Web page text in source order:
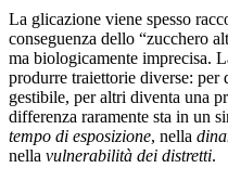
La glicazione viene spesso
conseguenza dello “zucchero
ma biologicamente imprecisa.
produrre traiettorie diverse:
gestibile, per altri diventa una
differenza raramente sta in un
tempo di esposizione, nella
nella vulnerabilità dei distretti.